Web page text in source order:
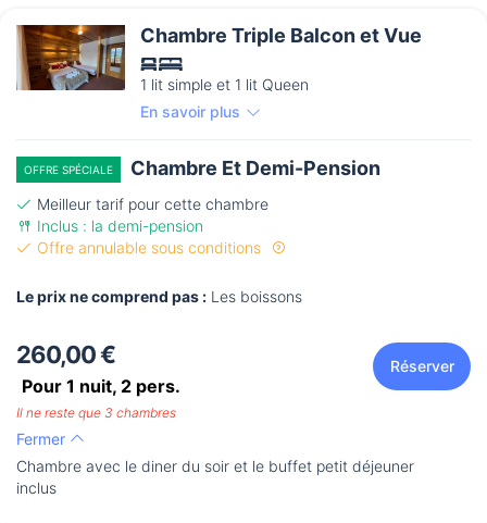
Chambre Triple Balcon et Vue
1 lit simple et 1 lit Queen
En savoir plus
OFFRE SPÉCIALE Chambre Et Demi-Pension
Meilleur tarif pour cette chambre
Inclus : la demi-pension
Offre annulable sous conditions
Le prix ne comprend pas : Les boissons
260,00 €
Pour 1 nuit, 2 pers.
Réserver
Il ne reste que 3 chambres
Fermer
Chambre avec le diner du soir et le buffet petit déjeuner
inclus